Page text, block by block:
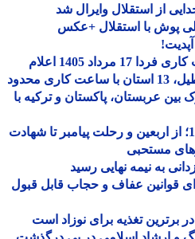
از استقلال وایرال شد
با استقلال +عکس
تعطیلی ادارات و تغییر ساعت کاری فردا 17 مرداد 1405 اعلام
عربستان، پاکستان و ترکیه با
دهه آخر ماه صفر 1448؛ از اربعین و رحلت پیامبر تا شهادت
مستحبی
به نیمه نهایی رسید
عفاف و حجاب قابل قبول
تغذیه برای نوزاد است